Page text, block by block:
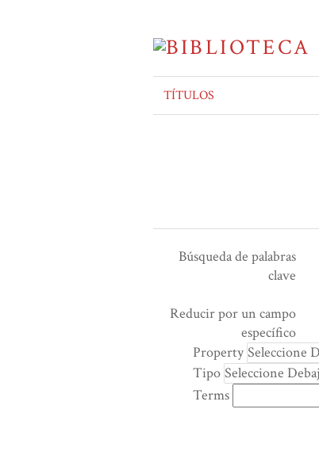
TÍTULOS
Búsqueda de palabras
clave
Reducir por un campo
específico
Search Property
Tipo de búsqueda
Términos de búsqueda
Ensamblador de Búsqueda
Property
Tipo
Terms